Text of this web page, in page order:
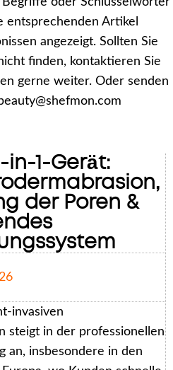
entsprechenden Artikel
angezeigt. Sollten Sie
finden, kontaktieren Sie
gerne weiter. Oder senden
in-1-Gerät:
der Poren &
invasiven
steigt in der professionellen
an, insbesondere in den